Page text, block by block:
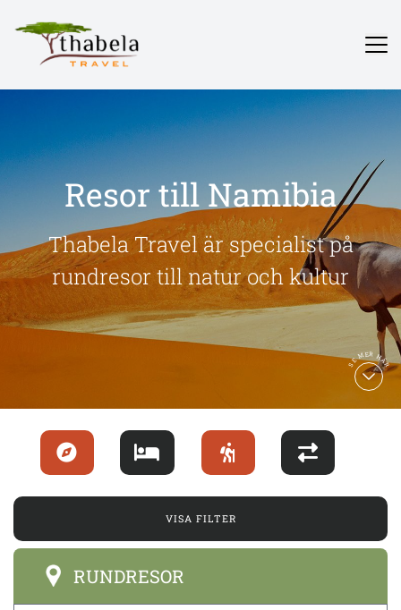
SE MER HÄR
Resor till Namibia
Thabela Travel är specialist på
rundresor till natur och kultur
VISA FILTER
RUNDRESOR